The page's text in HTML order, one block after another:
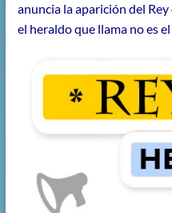
anuncia la aparición del
el heraldo que llama no es